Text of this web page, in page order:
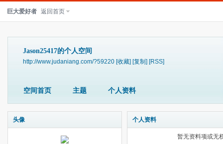
巨大爱好者 返回首页
Jason25417的个人空间
http://www.judaniang.com/?59220 [收藏] [复制] [RSS]
空间首页 主题 个人资料
头像 个人资料
暂无资料项或无